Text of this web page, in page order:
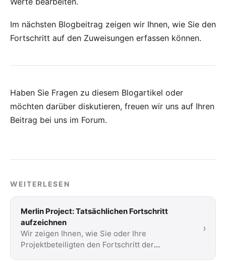
Im nächsten Blogbeitrag zeigen wir Ihnen, wie Sie den
Fortschritt auf den Zuweisungen erfassen können.
Haben Sie Fragen zu diesem Blogartikel oder
möchten darüber diskutieren, freuen wir uns auf Ihren
Beitrag bei uns im Forum.
WEITERLESEN
Merlin Project: Tatsächlichen Fortschritt
aufzeichnen
Wir zeigen Ihnen, wie Sie oder Ihre
Projektbeteiligten den Fortschritt der
›